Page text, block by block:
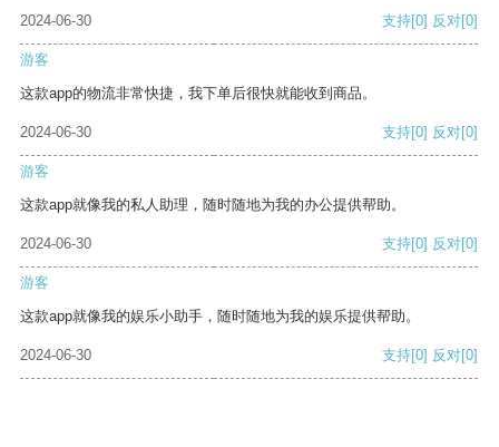
2024-06-30
支持[0] 反对[0]
游客
这款app的物流非常快捷，我下单后很快就能收到商品。
2024-06-30 支持[0] 反对[0]
游客
这款app就像我的私人助理，随时随地为我的办公提供帮助。
2024-06-30 支持[0] 反对[0]
游客
这款app就像我的娱乐小助手，随时随地为我的娱乐提供帮助。
2024-06-30 支持[0] 反对[0]